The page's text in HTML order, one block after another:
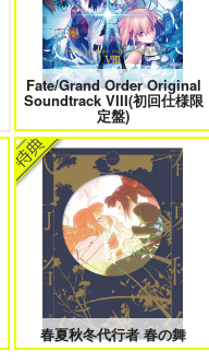
僕の愛しいよなさん
恋のふりして君を呼ぶ
ファミレス行こ。 下
Fate/Grand Order Original
Soundtrack VIII(初回仕様限
定盤)
春夏秋冬代行者 春の舞